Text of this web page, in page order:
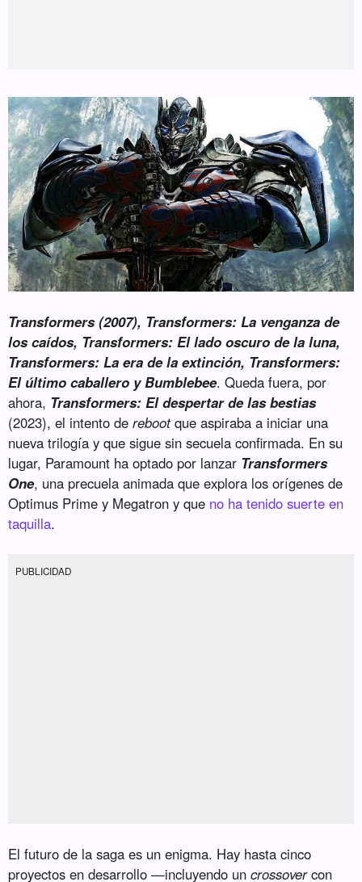
Transformers (2007), Transformers: La venganza de
los caídos, Transformers: El lado oscuro de la luna,
Transformers: La era de la extinción, Transformers:
El último caballero y Bumblebee. Queda fuera, por
ahora, Transformers: El despertar de las bestias
(2023), el intento derebootque aspiraba a iniciar una
nueva trilogía y que sigue sin secuela confirmada. En su
lugar, Paramount ha optado por lanzar Transformers
One, una precuela animada que explora los orígenes de
Optimus Prime y Megatron y que no ha tenido suerte en
taquilla.
PUBLICIDAD
El futuro de la saga es un enigma. Hay hasta cinco
proyectos en desarrollo —incluyendo uncrossovercon